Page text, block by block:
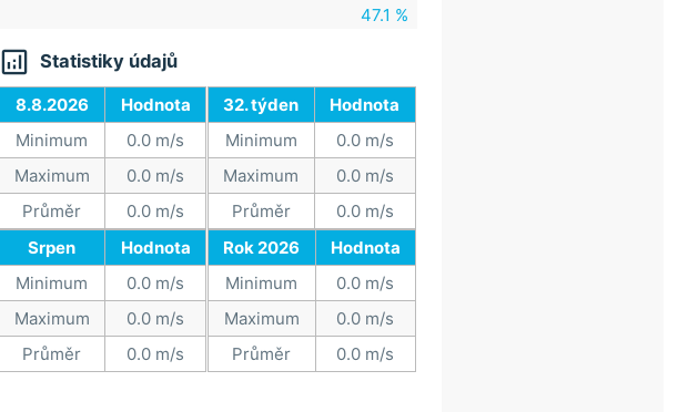
47.1 %
 Statistiky údajů
8.8.2026
Hodnota
Minimum
0.0 m/s
Maximum
0.0 m/s
Průměr
0.0 m/s
32. týden
Hodnota
Minimum
0.0 m/s
Maximum
0.0 m/s
Průměr
0.0 m/s
Srpen
Hodnota
Minimum
0.0 m/s
Maximum
0.0 m/s
Průměr
0.0 m/s
Rok 2026
Hodnota
Minimum
0.0 m/s
Maximum
0.0 m/s
Průměr
0.0 m/s